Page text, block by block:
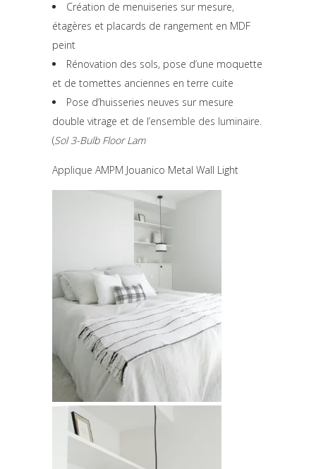
Création de menuiseries sur mesure,
étagères et placards de rangement en MDF
peint
Rénovation des sols, pose d’une moquette
et de tomettes anciennes en terre cuite
Pose d’huisseries neuves sur mesure
double vitrage et de l’ensemble des luminaire.
(Sol 3-Bulb Floor Lam
Applique AMPM Jouanico Metal Wall Light